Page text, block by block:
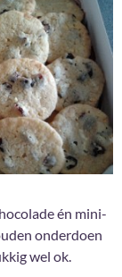
én mini-
onderdoen
wel ok.